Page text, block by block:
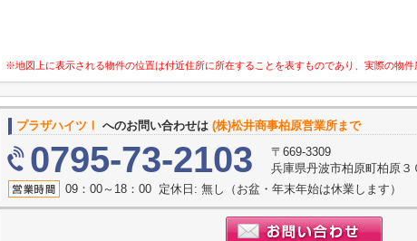
※地図上に表示される物件の位置は付近住所に所在することを表すものであり、実際の物件
プラザハイツⅠ へのお問い合わせは (株)松井商事柏原営業所まで
0795-73-2103
〒669-3309
兵庫県丹波市柏原町柏原３
09：00～18：00 定休日: 無し（お盆・年末年始は休業します）